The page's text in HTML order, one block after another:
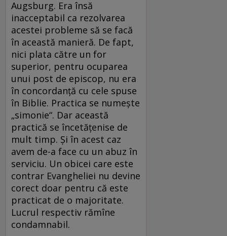
Augsburg. Era însă
inacceptabil ca rezolvarea
acestei probleme să se facă
în această manieră. De fapt,
nici plata către un for
superior, pentru ocuparea
unui post de episcop, nu era
în concordanță cu cele spuse
în Biblie. Practica se numește
„simonie“. Dar această
practică se încetățenise de
mult timp. Și în acest caz
avem de-a face cu un abuz în
serviciu. Un obicei care este
contrar Evangheliei nu devine
corect doar pentru că este
practicat de o majoritate.
Lucrul respectiv rămîne
condamnabil.